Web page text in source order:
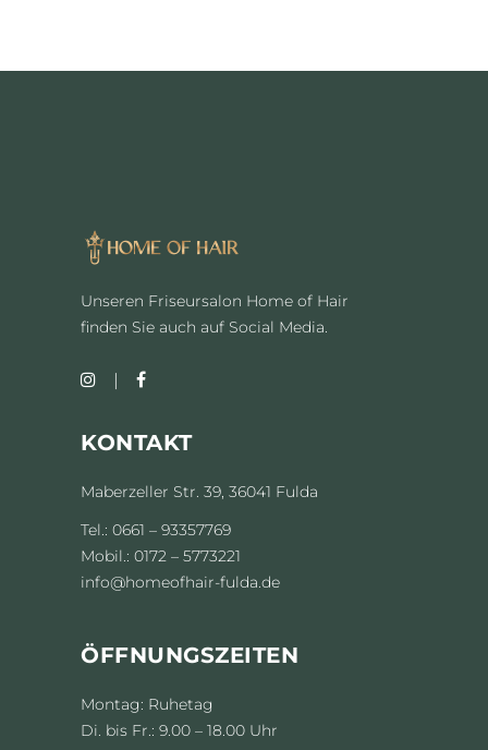
Unseren Friseursalon Home of Hair
finden Sie auch auf Social Media.
KONTAKT
Maberzeller Str. 39, 36041 Fulda
Tel.: 0661 – 93357769
Mobil.: 0172 – 5773221
info@homeofhair-fulda.de
ÖFFNUNGSZEITEN
Montag: Ruhetag
Di. bis Fr.: 9.00 – 18.00 Uhr